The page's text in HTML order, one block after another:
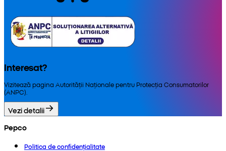
Interesat?
Vizitează pagina Autorității Naționale pentru Protecția Consumatorilor
(ANPC).
Vezi detalii
Pepco
Politica de confidențialitate